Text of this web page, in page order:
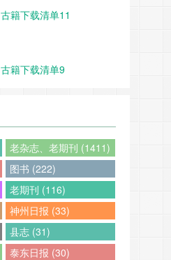
古籍下载清单11
古籍下载清单9
老杂志、老期刊 (1411)
图书 (222)
老期刊 (116)
神州日报 (33)
县志 (31)
泰东日报 (30)